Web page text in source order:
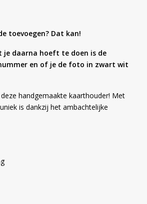
toevoegen? Dat kan!
je daarna hoeft te doen is de
en of je de foto in zwart wit
handgemaakte kaarthouder! Met
is dankzij het ambachtelijke